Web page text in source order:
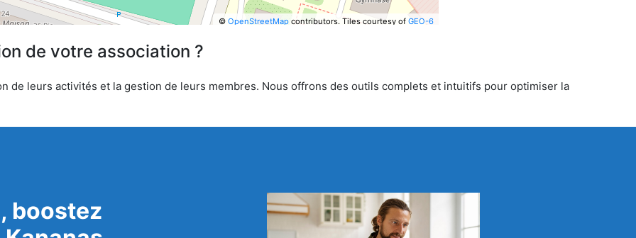
© OpenStreetMapcontributors. Tiles courtesy of GEO-6
de votre association ?
de leurs activités et la gestion de leurs membres. Nous offrons des outils complets et intuitifs pour optimiser la
boostez